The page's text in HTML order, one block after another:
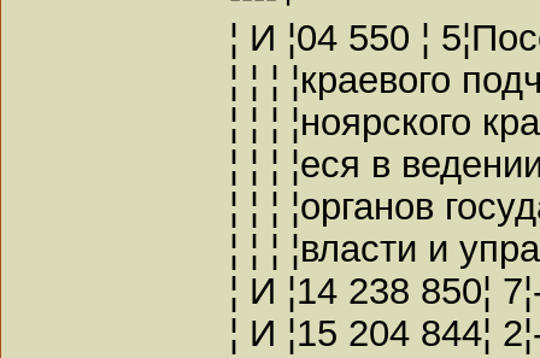
¦ И ¦04 550 ¦
¦ ¦ ¦ ¦краевого
¦ ¦ ¦ ¦ноярского
¦ ¦ ¦ ¦еся в
¦ ¦ ¦ ¦органов
¦ ¦ ¦ ¦власти и
¦ И ¦14 238 850¦
¦ И ¦15 204 844¦